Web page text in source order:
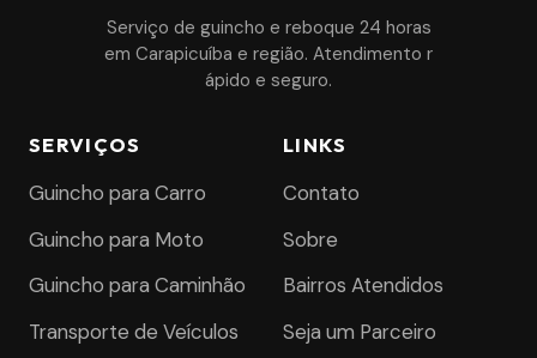
Serviço de guincho e reboque 24 horas
em Carapicuíba e região. Atendimento r
ápido e seguro.
SERVIÇOS
Guincho para Carro
Guincho para Moto
Guincho para Caminhão
Transporte de Veículos
LINKS
Contato
Sobre
Bairros Atendidos
Seja um Parceiro